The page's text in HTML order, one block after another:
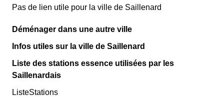
Pas de lien utile pour la ville de Saillenard
Déménager dans une autre ville
Infos utiles sur la ville de Saillenard
Liste des stations essence utilisées par les
Saillenardais
ListeStations